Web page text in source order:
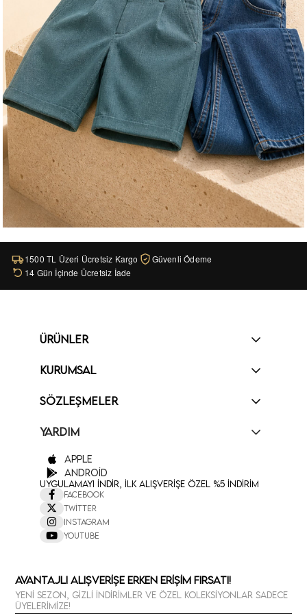
1500 TL Üzeri Ücretsiz Kargo
Güvenli Ödeme
14 Gün İçinde Ücretsiz İade
ÜRÜNLER
KURUMSAL
SÖZLEŞMELER
YARDIM
Apple
Android
Uygulamayı İndir, İlk Alışverişe Özel %5 İndirim
Facebook
Twitter
Instagram
Youtube
Avantajlı Alışverişe Erken Erişim Fırsatı!
Yeni sezon, gizli indirimler ve özel koleksiyonlar sadece
üyelerimize!